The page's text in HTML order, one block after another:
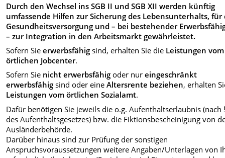
Durch den Wechsel ins SGB II und SGB XII werden künftig
umfassende Hilfen zur Sicherung des Lebensunterhalts, für
Gesundheitsversorgung und – bei bestehender
– zur Integration in den Arbeitsmarkt gewährleistet.
Sofern Sieerwerbsfähig sind, erhalten Sie die Leistungen vom
örtlichen Jobcenter.
Sofern Sie nicht erwerbsfähig oder nureingeschränkt
erwerbsfähig sind oder eineAltersrente beziehen, erhalten
Leistungen vom örtlichen Sozialamt.
Dafür benötigen Sie jeweils die o.g. Aufenthaltserlaubnis (nach
des Aufenthaltsgesetzes) bzw. die Fiktionsbescheinigung von
Ausländerbehörde.
Darüber hinaus sind zur Prüfung der sonstigen
Anspruchsvoraussetzungen weitere Angaben/Unterlagen von